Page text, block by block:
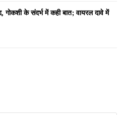
News on AIN
गोकशी के संदर्भ में कही बात; वायरल दावे में